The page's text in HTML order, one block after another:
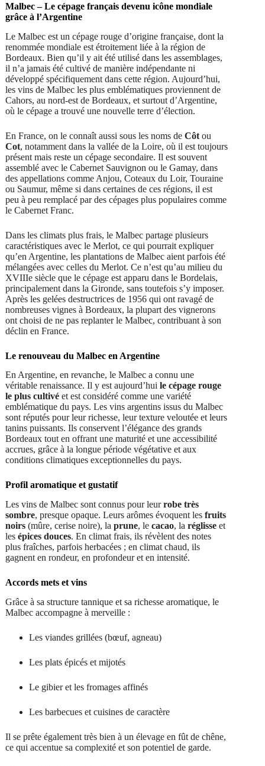
Malbec – Le cépage français devenu icône mondiale
grâce à l’Argentine
Le Malbec est un cépage rouge d’origine française, dont la
renommée mondiale est étroitement liée à la région de
Bordeaux. Bien qu’il y ait été utilisé dans les assemblages,
il n’a jamais été cultivé de manière indépendante ni
développé spécifiquement dans cette région. Aujourd’hui,
les vins de Malbec les plus emblématiques proviennent de
Cahors, au nord-est de Bordeaux, et surtout d’Argentine,
où le cépage a trouvé une nouvelle terre d’élection.
En France, on le connaît aussi sous les noms de Côtou
Cot, notamment dans la vallée de la Loire, où il est toujours
présent mais reste un cépage secondaire. Il est souvent
assemblé avec le Cabernet Sauvignon ou le Gamay, dans
des appellations comme Anjou, Coteaux du Loir, Touraine
ou Saumur, même si dans certaines de ces régions, il est
peu à peu remplacé par des cépages plus populaires comme
le Cabernet Franc.
Dans les climats plus frais, le Malbec partage plusieurs
caractéristiques avec le Merlot, ce qui pourrait expliquer
qu’en Argentine, les plantations de Malbec aient parfois été
mélangées avec celles du Merlot. Ce n’est qu’au milieu du
XVIIIe siècle que le cépage est apparu dans le Bordelais,
principalement dans la Gironde, sans toutefois s’y imposer.
Après les gelées destructrices de 1956 qui ont ravagé de
nombreuses vignes à Bordeaux, la plupart des vignerons
ont choisi de ne pas replanter le Malbec, contribuant à son
déclin en France.
Le renouveau du Malbec en Argentine
En Argentine, en revanche, le Malbec a connu une
véritable renaissance. Il y est aujourd’hui le cépage rouge
le plus cultivéet est considéré comme une variété
emblématique du pays. Les vins argentins issus du Malbec
sont réputés pour leur richesse, leur texture veloutée et leurs
tanins puissants. Ils conservent l’élégance des grands
Bordeaux tout en offrant une maturité et une accessibilité
accrues, grâce à la longue période végétative et aux
conditions climatiques exceptionnelles du pays.
Profil aromatique et gustatif
Les vins de Malbec sont connus pour leurrobe très
sombre, presque opaque. Leurs arômes évoquent les fruits
noirs(mûre, cerise noire), la prune, le cacao, la réglisseet
les épices douces. En climat frais, ils révèlent des notes
plus fraîches, parfois herbacées ; en climat chaud, ils
gagnent en rondeur, en profondeur et en intensité.
Accords mets et vins
Grâce à sa structure tannique et sa richesse aromatique, le
Malbec accompagne à merveille :
Les viandes grillées (bœuf, agneau)
Les plats épicés et mijotés
Le gibier et les fromages affinés
Les barbecues et cuisines de caractère
Il se prête également très bien à un élevage en fût de chêne,
ce qui accentue sa complexité et son potentiel de garde.